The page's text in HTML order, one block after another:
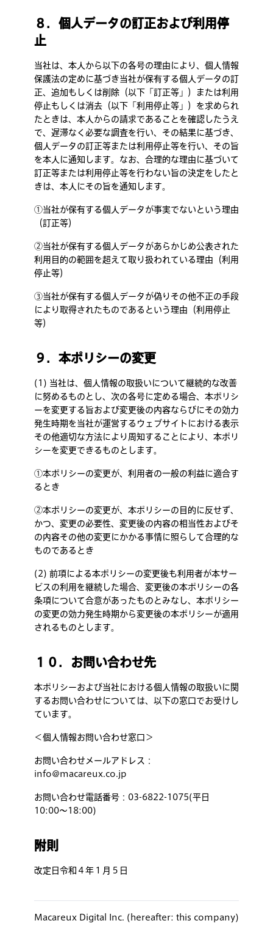
８．個人データの訂正および利用停
止
当社は、本人から以下の各号の理由により、個人情報
保護法の定めに基づき当社が保有する個人データの訂
正、追加もしくは削除（以下「訂正等」）または利用
停止もしくは消去（以下「利用停止等」）を求められ
たときは、本人からの請求であることを確認したうえ
で、遅滞なく必要な調査を行い、その結果に基づき、
個人データの訂正等または利用停止等を行い、その旨
を本人に通知します。なお、合理的な理由に基づいて
訂正等または利用停止等を行わない旨の決定をしたと
きは、本人にその旨を通知します。
①当社が保有する個人データが事実でないという理由
（訂正等）
②当社が保有する個人データがあらかじめ公表された
利用目的の範囲を超えて取り扱われている理由（利用
停止等）
③当社が保有する個人データが偽りその他不正の手段
により取得されたものであるという理由（利用停止
等）
９．本ポリシーの変更
(1) 当社は、個人情報の取扱いについて継続的な改善
に努めるものとし、次の各号に定める場合、本ポリシ
ーを変更する旨および変更後の内容ならびにその効力
発生時期を当社が運営するウェブサイトにおける表示
その他適切な方法により周知することにより、本ポリ
シーを変更できるものとします。
①本ポリシーの変更が、利用者の一般の利益に適合す
るとき
②本ポリシーの変更が、本ポリシーの目的に反せず、
かつ、変更の必要性、変更後の内容の相当性およびそ
の内容その他の変更にかかる事情に照らして合理的な
ものであるとき
(2) 前項による本ポリシーの変更後も利用者が本サー
ビスの利用を継続した場合、変更後の本ポリシーの各
条項について合意があったものとみなし、本ポリシー
の変更の効力発生時期から変更後の本ポリシーが適用
されるものとします。
１０．お問い合わせ先
本ポリシーおよび当社における個人情報の取扱いに関
するお問い合わせについては、以下の窓口でお受けし
ています。
＜個人情報お問い合わせ窓口＞
お問い合わせメールアドレス：
info@macareux.co.jp
お問い合わせ電話番号：03-6822-1075(平日
10:00〜18:00)
附則
改定日令和４年１月５日
Macareux Digital Inc. (hereafter: this company)